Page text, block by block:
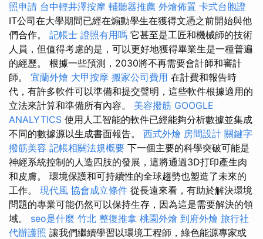
照申請 台中輕井澤按摩 輔聽器推薦 外燴佈置 卡式台胞證
IT公司在大學期間已經在煽動學生在獲得文憑之前開始與他
們合作。 記帳士 證照有用嗎 它甚至是工匠和機械師的技術
人員，但值得考慮的是，可以更好地獲得畢業生是一種普遍
的經歷。 根據一些預測，2030將不再需要會計師和審計
師。 宜蘭外燴 大甲按摩 搬家公司費用 在計費和報告時
代，有許多軟件可以準備和提交聲明，這些軟件根據適用的
立法來計算和準備所有內容。 美容撥筋 GOOGLE
ANALYTICS 使用人工智能的軟件已經能夠分析數據並集成
不同的數據源以生成書面報告。 西式外燴 房間設計 關鍵字
撥筋美容 記帳相關法規概要 下一個主要的科學突破可能是
神經系統控制的人造四肢的發展，這將通過3D打印產生肉
和皮膚。 環境保護和可持續性的全球趨勢也塑造了未來的
工作。 現代風 協會成立條件 從長遠來看，有助於解決環境
問題的專業可能仍然可以保持生存，因為這是需要解決的領
域。 seo是什麼 竹北 整復推拿 桃園外燴 到府外燴 旅行社
代辦護照 讓我們繼續學習以環境工程師，綠色能源專家或